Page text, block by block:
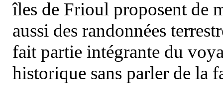
îles de Frioul proposent de
aussi des randonnées
fait partie intégrante du
historique sans parler de la